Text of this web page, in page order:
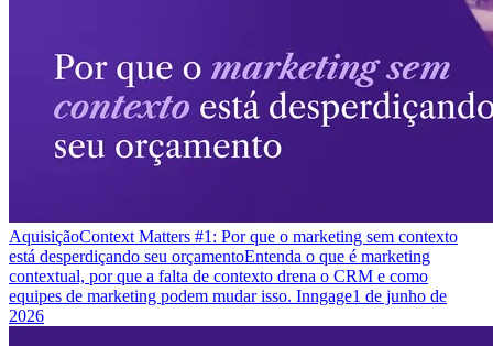
AquisiçãoContext Matters #1: Por que o marketing sem contexto
está desperdiçando seu orçamentoEntenda o que é marketing
contextual, por que a falta de contexto drena o CRM e como
equipes de marketing podem mudar isso. Inngage1 de junho de
2026